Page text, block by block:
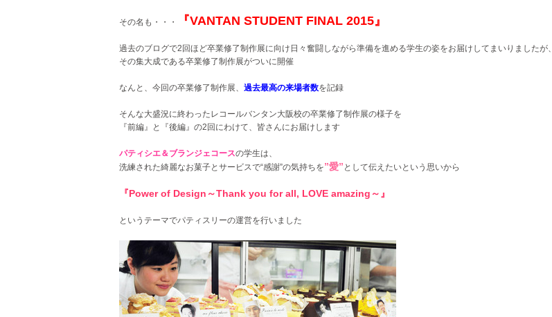
その名も・・・ 『VANTAN STUDENT FINAL 2015』
過去のブログで2回ほど卒業修了制作展に向け日々奮闘しながら準備を進める学生の姿をお届けしてまいりましたが、
その集大成である卒業修了制作展がついに開催
なんと、今回の卒業修了制作展、 過去最高の来場者数を記録
そんな大盛況に終わったレコールバンタン大阪校の卒業修了制作展の様子を
『前編』と『後編』の2回にわけて、皆さんにお届けします
パティシエ＆ブランジェコースの学生は、
洗練された綺麗なお菓子とサービスで“感謝”の気持ちを”愛” として伝えたいという思いから
『Power of Design～Thank you for all, LOVE amazing～』
というテーマでパティスリーの運営を行いました